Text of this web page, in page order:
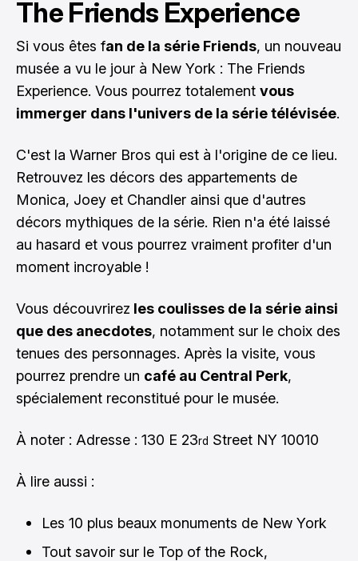
The Friends Experience
Si vous êtes fan de la série Friends, un nouveau
musée a vu le jour à New York : The Friends
Experience. Vous pourrez totalement vous
immerger dans l'univers de la série télévisée.
C'est la Warner Bros qui est à l'origine de ce lieu.
Retrouvez les décors des appartements de
Monica, Joey et Chandler ainsi que d'autres
décors mythiques de la série. Rien n'a été laissé
au hasard et vous pourrez vraiment profiter d'un
moment incroyable !
Vous découvrirez les coulisses de la série ainsi
que des anecdotes, notamment sur le choix des
tenues des personnages. Après la visite, vous
pourrez prendre un café au Central Perk,
spécialement reconstitué pour le musée.
À noter : Adresse : 130 E 23rd Street NY 10010
À lire aussi :
Les 10 plus beaux monuments de New York
Tout savoir sur le Top of the Rock,